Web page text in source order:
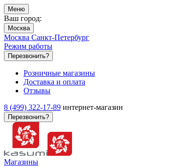
Меню
Ваш город:
Москва
Москва Санкт-Петербург
Режим работы
Перезвонить?
Розничные магазины
Доставка и оплата
Отзывы
8 (499) 322-17-89 интернет-магазин
Перезвонить?
Магазины